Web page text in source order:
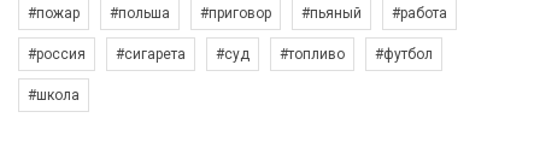
#пожар #польша #приговор #пьяный #работа
#россия #сигарета #суд #топливо #футбол
#школа